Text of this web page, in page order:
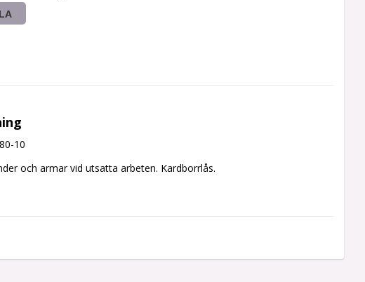
10
och armar vid utsatta arbeten. Kardborrlås.